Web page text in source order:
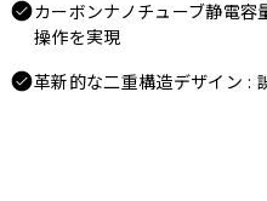
カーボンナノチューブ静電
操作を実現
革新的な二重構造デザイン :